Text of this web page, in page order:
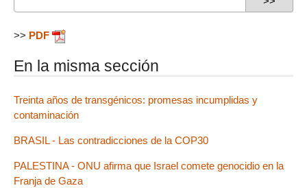
>> PDF
En la misma sección
Treinta años de transgénicos: promesas incumplidas y
contaminación
BRASIL - Las contradicciones de la COP30
PALESTINA - ONU afirma que Israel comete genocidio en la
Franja de Gaza